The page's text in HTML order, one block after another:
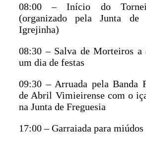
08:00 – Início do
(organizado pela Junta de
Igrejinha)
08:30 – Salva de Morteiros a
um dia de festas
09:30 – Arruada pela Banda
de Abril Vimieirense com o
na Junta de Freguesia
17:00 – Garraiada para miúdos